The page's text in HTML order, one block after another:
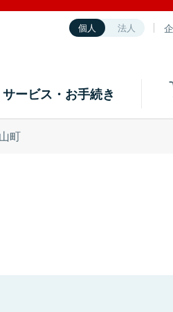
個人 法人
サービス・お手続き
町